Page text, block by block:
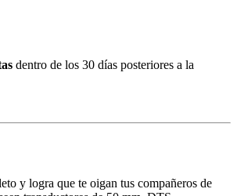
dentro de los 30 días posteriores a la
y logra que te oigan tus compañeros de